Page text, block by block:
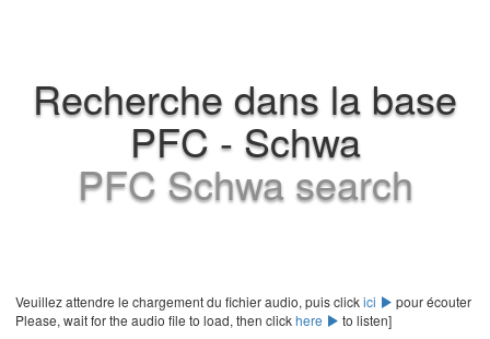
Recherche dans la base
PFC - Schwa
PFC Schwa search
Veuillez attendre le chargement du fichier audio, puis clickici
pour écouter
Please, wait for the audio file to load, then clickhere to listen]